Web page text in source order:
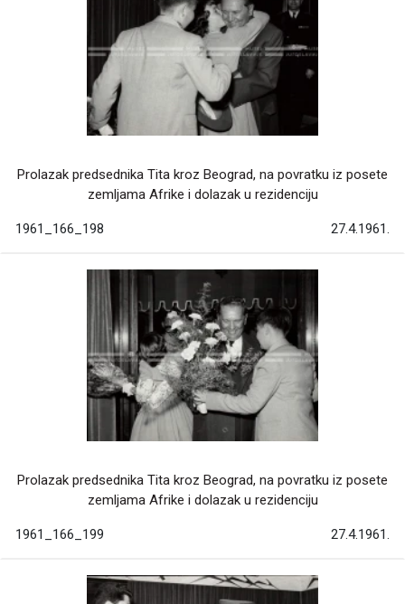
Prolazak predsednika Tita kroz Beograd, na povratku iz posete
zemljama Afrike i dolazak u rezidenciju
1961_166_198 27.4.1961.
Prolazak predsednika Tita kroz Beograd, na povratku iz posete
zemljama Afrike i dolazak u rezidenciju
1961_166_199 27.4.1961.